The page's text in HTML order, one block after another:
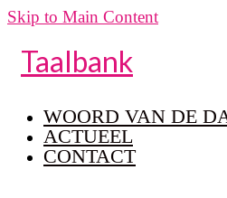
Skip to Main Content
Taalbank
WOORD VAN DE
ACTUEEL
CONTACT